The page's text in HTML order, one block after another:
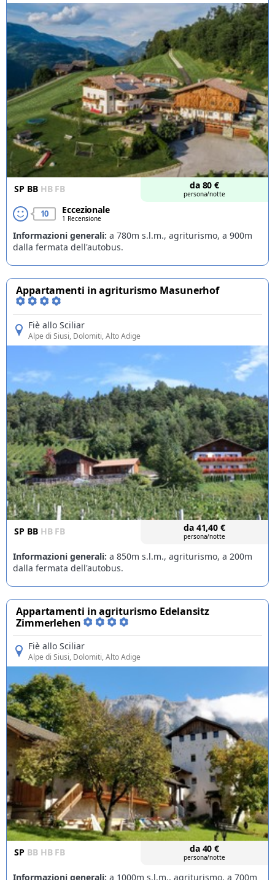
SP BB HB FB da 80 €
persona/notte
10 Eccezionale
1 Recensione
Informazioni generali: a 780m s.l.m., agriturismo, a 900m
dalla fermata dell'autobus.
Appartamenti in agriturismo Masunerhof
Fiè allo Sciliar
Alpe di Siusi, Dolomiti, Alto Adige
SP BB HB FB da 41,40 €
persona/notte
Informazioni generali: a 850m s.l.m., agriturismo, a 200m
dalla fermata dell'autobus.
Appartamenti in agriturismo Edelansitz
Zimmerlehen
Fiè allo Sciliar
Alpe di Siusi, Dolomiti, Alto Adige
SP BB HB FB da 40 €
persona/notte
Informazioni generali: a 1000m s.l.m., agriturismo, a 700m